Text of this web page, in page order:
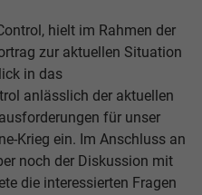
hielt im Rahmen der
zur aktuellen Situation
in das
anlässlich der aktuellen
für unser
Krieg ein. Im Anschluss an
noch der Diskussion mit
die interessierten Fragen